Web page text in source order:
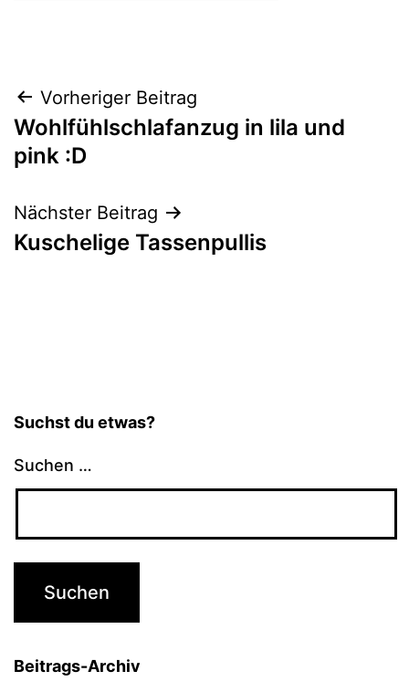
Beitragsnavigation
Vorheriger Beitrag
Wohlfühlschlafanzug in lila und
pink :D
Nächster Beitrag
Kuschelige Tassenpullis
Suchst du etwas?
Suchen …
Beitrags-Archiv